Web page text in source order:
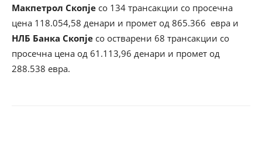
Макпетрол Скопје со 134 трансакции со просечна
цена 118.054,58 денари и промет од 865.366 евра и
НЛБ Банка Скопје со остварени 68 трансакции со
просечна цена од 61.113,96 денари и промет од
288.538 евра.